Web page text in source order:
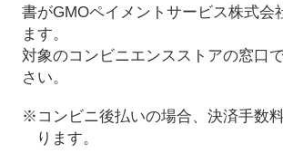
書がGMOペイメントサービス株式会
ます。
対象のコンビニエンスストアの窓口
さい。
※コンビニ後払いの場合、決済手数
ります。